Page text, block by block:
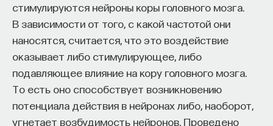
стимулируются нейроны коры головного мозга.
В зависимости от того, с какой частотой они
наносятся, считается, что это воздействие
оказывает либо стимулирующее, либо
подавляющее влияние на кору головного мозга.
То есть оно способствует возникновению
потенциала действия в нейронах либо, наоборот,
угнетает возбудимость нейронов. Проведено